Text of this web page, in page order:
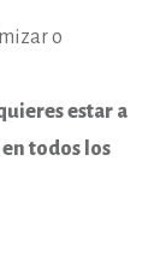
o
estar a
todos los